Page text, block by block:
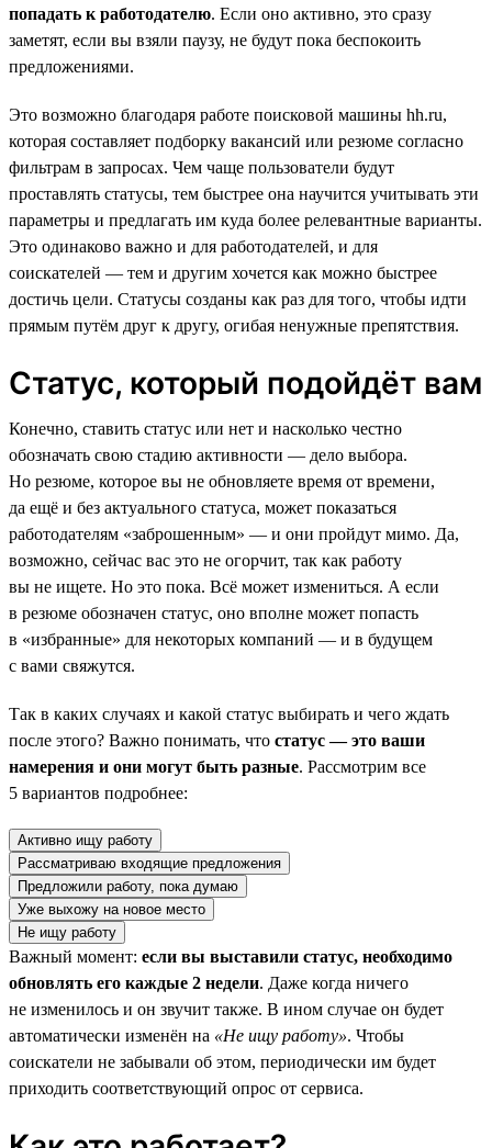
попадать к работодателю. Если оно активно, это сразу
заметят, если вы взяли паузу, не будут пока беспокоить
предложениями.
Это возможно благодаря работе поисковой машины hh.ru,
которая составляет подборку вакансий или резюме согласно
фильтрам в запросах. Чем чаще пользователи будут
проставлять статусы, тем быстрее она научится учитывать эти
параметры и предлагать им куда более релевантные варианты.
Это одинаково важно и для работодателей, и для
соискателей — тем и другим хочется как можно быстрее
достичь цели. Статусы созданы как раз для того, чтобы идти
прямым путём друг к другу, огибая ненужные препятствия.
Статус, который подойдёт вам
Конечно, ставить статус или нет и насколько честно
обозначать свою стадию активности — дело выбора.
Но резюме, которое вы не обновляете время от времени,
да ещё и без актуального статуса, может показаться
работодателям «заброшенным» — и они пройдут мимо. Да,
возможно, сейчас вас это не огорчит, так как работу
вы не ищете. Но это пока. Всё может измениться. А если
в резюме обозначен статус, оно вполне может попасть
в «избранные» для некоторых компаний — и в будущем
с вами свяжутся.
Так в каких случаях и какой статус выбирать и чего ждать
после этого? Важно понимать, что статус — это ваши
намерения и они могут быть разные. Рассмотрим все
5 вариантов подробнее:
Активно ищу работу
Рассматриваю входящие предложения
Предложили работу, пока думаю
Уже выхожу на новое место
Не ищу работу
Важный момент: если вы выставили статус, необходимо
обновлять его каждые 2 недели. Даже когда ничего
не изменилось и он звучит также. В ином случае он будет
автоматически изменён на «Не ищу работу». Чтобы
соискатели не забывали об этом, периодически им будет
приходить соответствующий опрос от сервиса.